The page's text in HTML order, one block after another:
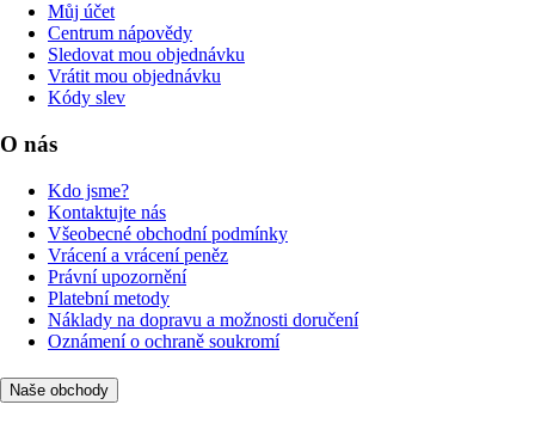
Můj účet
Centrum nápovědy
Sledovat mou objednávku
Vrátit mou objednávku
Kódy slev
O nás
Kdo jsme?
Kontaktujte nás
Všeobecné obchodní podmínky
Vrácení a vrácení peněz
Právní upozornění
Platební metody
Náklady na dopravu a možnosti doručení
Oznámení o ochraně soukromí
Naše obchody